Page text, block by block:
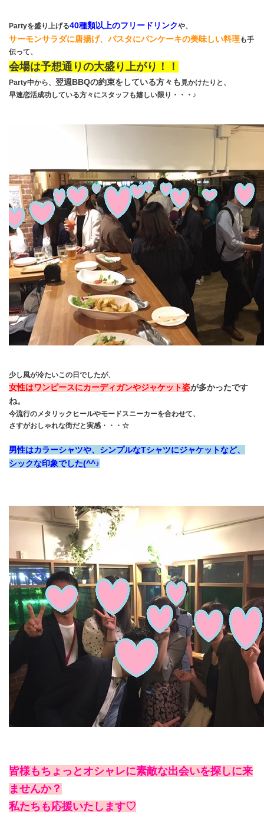
Partyを盛り上げる40種類以上のフリードリンクや、
サーモンサラダに唐揚げ、パスタにパンケーキの美味しい料理も手
伝って、
会場は予想通りの大盛り上がり！！
Party中から、 翌週BBQの約束をしている方々も 見かけたりと、
早速恋活成功している方々にスタッフも嬉しい限り・・・♪
少し風が冷たいこの日でしたが、
女性はワンピースにカーディガンやジャケット姿が多かったです
ね。
今流行のメタリックヒールやモードスニーカーを合わせて、
さすがおしゃれな街だと実感・・・☆
男性はカラーシャツや、シンプルなTシャツにジャケットなど、
シックな印象でした(^^♪
皆様もちょっとオシャレに素敵な出会いを探しに来
ませんか？
私たちも応援いたします♡